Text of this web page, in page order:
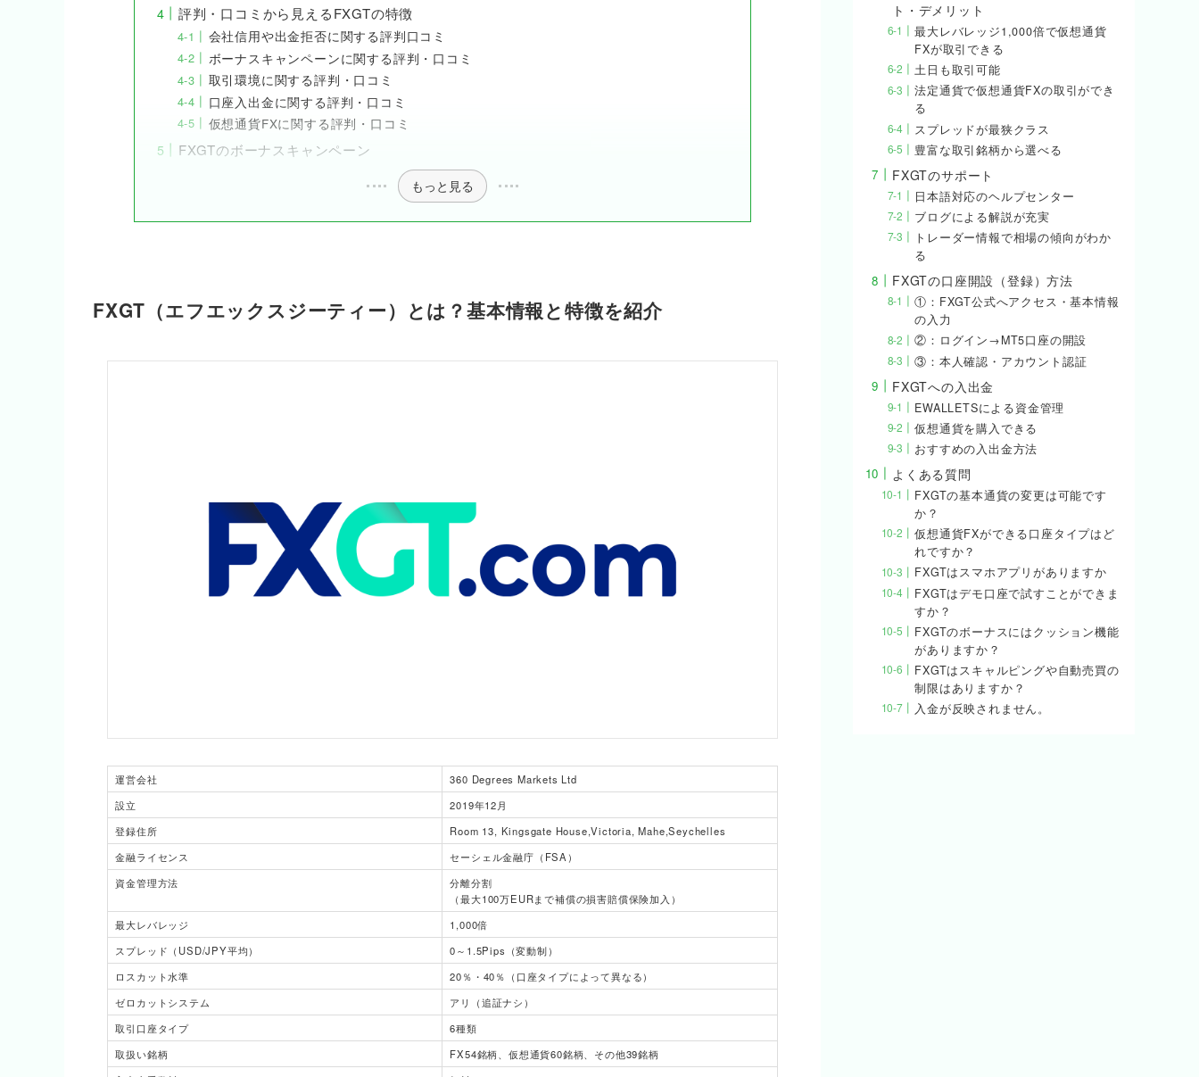
評判・口コミから見えるFXGTの特徴
会社信用や出金拒否に関する評判口コミ
ボーナスキャンペーンに関する評判・口コミ
取引環境に関する評判・口コミ
口座入出金に関する評判・口コミ
仮想通貨FXに関する評判・口コミ
FXGTのボーナスキャンペーン
もっと見る
FXGT（エフエックスジーティー）とは？基本情報と特徴を紹介
運営会社
360 Degrees Markets Ltd
設立
2019年12月
登録住所
Room 13, Kingsgate House,Victoria, Mahe,Seychelles
金融ライセンス
セーシェル金融庁（FSA）
資金管理方法
分離分割
（最大100万EURまで補償の損害賠償保険加入）
最大レバレッジ
1,000倍
スプレッド（USD/JPY平均）
0～1.5Pips（変動制）
ロスカット水準
20％・40％（口座タイプによって異なる）
ゼロカットシステム
アリ（追証ナシ）
取引口座タイプ
6種類
取扱い銘柄
FX54銘柄、仮想通貨60銘柄、その他39銘柄
ト・デメリット
最大レバレッジ1,000倍で仮想通貨
FXが取引できる
土日も取引可能
法定通貨で仮想通貨FXの取引ができ
る
スプレッドが最狭クラス
豊富な取引銘柄から選べる
FXGTのサポート
日本語対応のヘルプセンター
ブログによる解説が充実
トレーダー情報で相場の傾向がわか
る
FXGTの口座開設（登録）方法
①：FXGT公式へアクセス・基本情報
の入力
②：ログイン→MT5口座の開設
③：本人確認・アカウント認証
FXGTへの入出金
EWALLETSによる資金管理
仮想通貨を購入できる
おすすめの入出金方法
よくある質問
FXGTの基本通貨の変更は可能です
か？
仮想通貨FXができる口座タイプはど
れですか？
FXGTはスマホアプリがありますか
FXGTはデモ口座で試すことができま
すか？
FXGTのボーナスにはクッション機能
がありますか？
FXGTはスキャルピングや自動売買の
制限はありますか？
入金が反映されません。